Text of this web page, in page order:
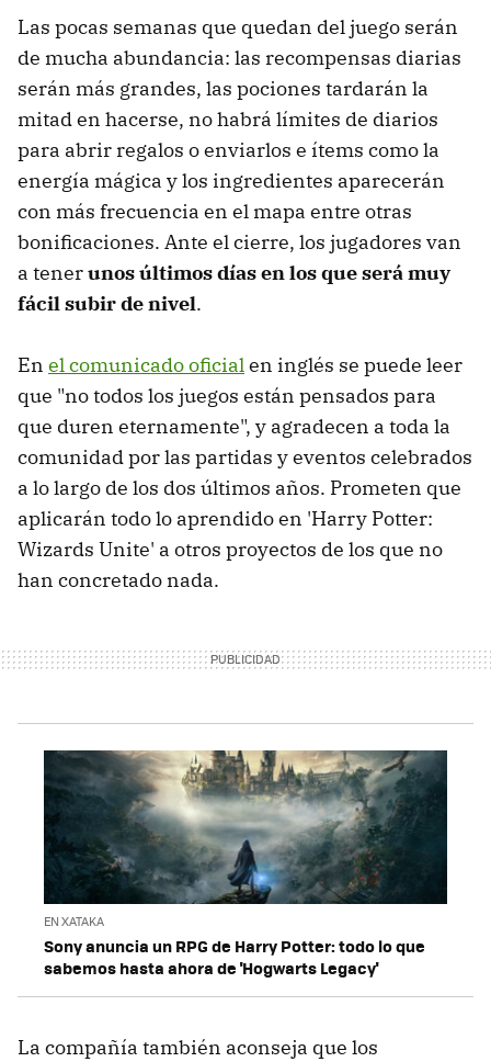
Las pocas semanas que quedan del juego serán
de mucha abundancia: las recompensas diarias
serán más grandes, las pociones tardarán la
mitad en hacerse, no habrá límites de diarios
para abrir regalos o enviarlos e ítems como la
energía mágica y los ingredientes aparecerán
con más frecuencia en el mapa entre otras
bonificaciones. Ante el cierre, los jugadores van
a tenerunos últimos días en los que será muy
fácil subir de nivel.
En el comunicado oficialen inglés se puede leer
que "no todos los juegos están pensados para
que duren eternamente", y agradecen a toda la
comunidad por las partidas y eventos celebrados
a lo largo de los dos últimos años. Prometen que
aplicarán todo lo aprendido en 'Harry Potter:
Wizards Unite' a otros proyectos de los que no
han concretado nada.
EN XATAKA
Sony anuncia un RPG de Harry Potter: todo lo que
sabemos hasta ahora de 'Hogwarts Legacy'
La compañía también aconseja que los